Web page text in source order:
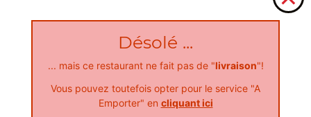
+
Désolé ...
... mais ce restaurant ne fait pas de "livraison"!
Vous pouvez toutefois opter pour le service "A
Emporter" en cliquant ici